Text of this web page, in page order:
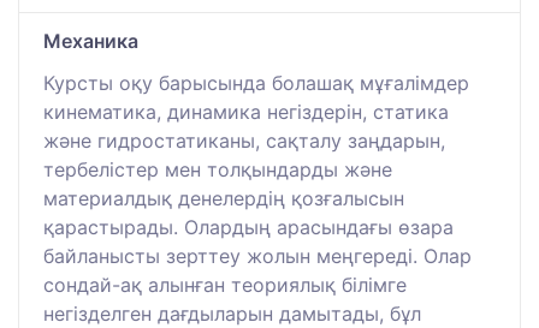
Механика
Курсты оқу барысында болашақ мұғалімдер
кинематика, динамика негіздерін, статика
және гидростатиканы, сақталу заңдарын,
тербелістер мен толқындарды және
материалдық денелердің қозғалысын
қарастырады. Олардың арасындағы өзара
байланысты зерттеу жолын меңгереді. Олар
сондай-ақ алынған теориялық білімге
негізделген дағдыларын дамытады, бұл